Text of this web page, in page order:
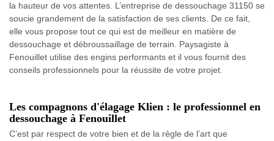
la hauteur de vos attentes. L’entreprise de dessouchage 31150 se
soucie grandement de la satisfaction de ses clients. De ce fait,
elle vous propose tout ce qui est de meilleur en matière de
dessouchage et débroussaillage de terrain. Paysagiste à
Fenouillet utilise des engins performants et il vous fournit des
conseils professionnels pour la réussite de votre projet.
Les compagnons d'élagage Klien : le professionnel en
dessouchage à Fenouillet
C’est par respect de votre bien et de la règle de l’art que